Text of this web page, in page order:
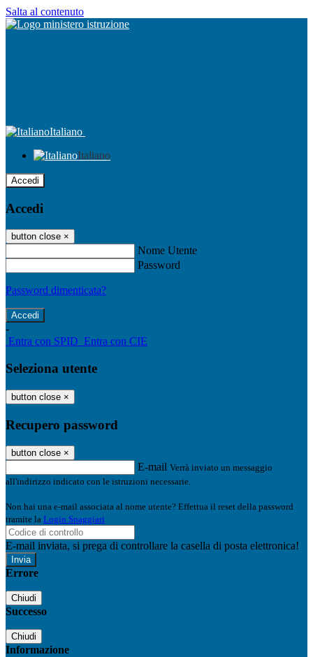
Salta al contenuto
Italiano
Italiano
Accedi
Accedi
button close ×
Nome Utente
Password
Password dimenticata?
-
Entra con SPID Entra con CIE
Seleziona utente
button close ×
Recupero password
button close ×
E-mail Verrà inviato un messaggio
all'indirizzo indicato con le istruzioni necessarie.
Non hai una e-mail associata al nome utente? Effettua il reset della password
tramite la Login Spaggiari
E-mail inviata, si prega di controllare la casella di posta elettronica!
Errore
Chiudi
Successo
Chiudi
Informazione